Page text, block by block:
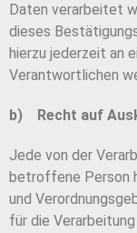
Daten verarbeitet
dieses
hierzu jederzeit an
Verantwortlichen
b) Recht auf
Jede von der
betroffene Person
und
für die